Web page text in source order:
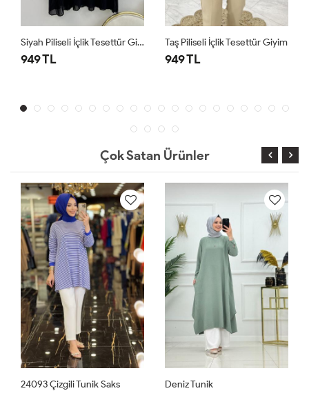
Siyah Piliseli İçlik Tesettür Giyim
949 TL
Taş Piliseli İçlik Tesettür Giyim
949 TL
Çok Satan Ürünler
24093 Çizgili Tunik Saks Deniz Tunik